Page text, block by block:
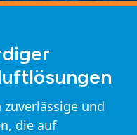
und
die auf